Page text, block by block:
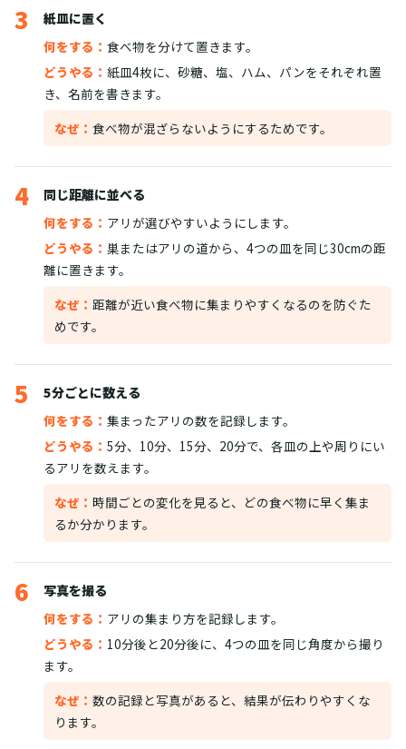
3
紙皿に置く
何をする： 食べ物を分けて置きます。
どうやる： 紙皿4枚に、砂糖、塩、ハム、パンをそれぞれ置
き、名前を書きます。
なぜ： 食べ物が混ざらないようにするためです。
4
同じ距離に並べる
何をする： アリが選びやすいようにします。
どうやる： 巣またはアリの道から、4つの皿を同じ30cmの距
離に置きます。
なぜ： 距離が近い食べ物に集まりやすくなるのを防ぐた
めです。
5
5分ごとに数える
何をする： 集まったアリの数を記録します。
どうやる： 5分、10分、15分、20分で、各皿の上や周りにい
るアリを数えます。
なぜ： 時間ごとの変化を見ると、どの食べ物に早く集ま
るか分かります。
6
写真を撮る
何をする： アリの集まり方を記録します。
どうやる： 10分後と20分後に、4つの皿を同じ角度から撮り
ます。
なぜ： 数の記録と写真があると、結果が伝わりやすくな
ります。